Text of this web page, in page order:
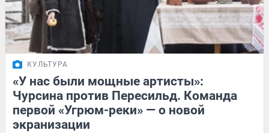
КУЛЬТУРА
«У нас были мощные артисты»:
Чурсина против Пересильд. Команда
первой «Угрюм-реки» — о новой
экранизации